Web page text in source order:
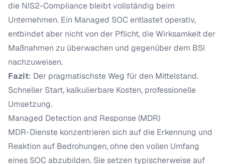
die NIS2-Compliance bleibt vollständig beim
Unternehmen. Ein Managed SOC entlastet operativ,
entbindet aber nicht von der Pflicht, die Wirksamkeit der
Maßnahmen zu überwachen und gegenüber dem BSI
nachzuweisen.
Fazit: Der pragmatischste Weg für den Mittelstand.
Schneller Start, kalkulierbare Kosten, professionelle
Umsetzung.
Managed Detection and Response (MDR)
MDR-Dienste konzentrieren sich auf die Erkennung und
Reaktion auf Bedrohungen, ohne den vollen Umfang
eines SOC abzubilden. Sie setzen typischerweise auf